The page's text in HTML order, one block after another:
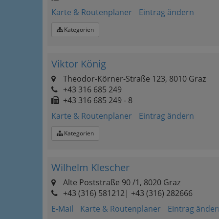
Karte & Routenplaner
Eintrag ändern
Kategorien
Viktor König
Theodor-Körner-Straße 123, 8010 Graz
+43 316 685 249
+43 316 685 249 - 8
Karte & Routenplaner
Eintrag ändern
Kategorien
Wilhelm Klescher
Alte Poststraße 90 /1, 8020 Graz
+43 (316) 581212| +43 (316) 282666
E-Mail
Karte & Routenplaner Eintrag